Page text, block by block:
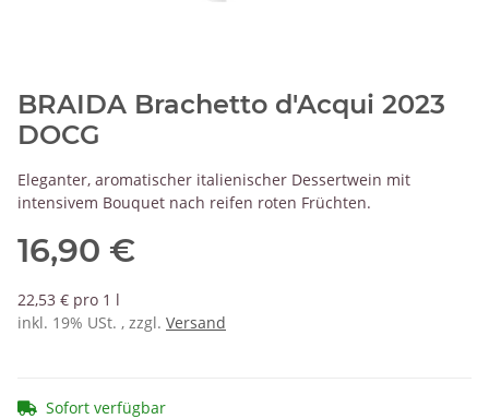
BRAIDA Brachetto d'Acqui 2023
DOCG
Eleganter, aromatischer italienischer Dessertwein mit
intensivem Bouquet nach reifen roten Früchten.
16,90 €
22,53 € pro 1 l
inkl. 19% USt. , zzgl. Versand
Sofort verfügbar